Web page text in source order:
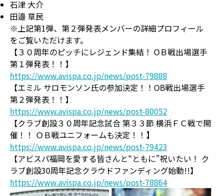
石津 大介
田邉 草民
※上記第1弾、第２弾発表メンバーの詳細プロフィール
をご覧いただけます。
【３０周年のピッチにレジェンド集結！ OＢ戦出場選手
第１弾発表！！】
https://www.avispa.co.jp/news/post-79888
【エミル サロモンソン氏の参加決定！！OB戦出場選手
第２弾発表！！】
https://www.avispa.co.jp/news/post-80052
【クラブ創設３０周年記念試合 第３３節 横浜ＦＣ戦で開
催！！ ＯＢ戦ユニフォームも決定！！ 】
https://www.avispa.co.jp/news/post-79423
【アビスパ福岡を愛する皆さんと“ともに”祝いたい！ ク
ラブ創設30周年記念クラウドファンディング始動!!】
https://www.avispa.co.jp/news/post-78864